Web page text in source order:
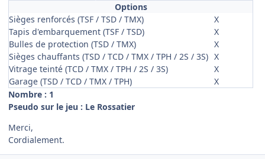
Options
Sièges renforcés (TSF / TSD / TMX)
X
Tapis d'embarquement (TSF / TSD)
X
Bulles de protection (TSD / TMX)
X
Sièges chauffants (TSD / TCD / TMX / TPH / 2S / 3S) X
Vitrage teinté (TCD / TMX / TPH / 2S / 3S)
X
Garage (TSD / TCD / TMX / TPH)
X
Nombre : 1
Pseudo sur le jeu : Le Rossatier
Merci,
Cordialement.